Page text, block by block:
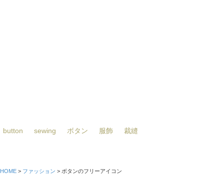
button sewing ボタン 服飾 裁縫
HOME > ファッション > ボタンのフリーアイコン